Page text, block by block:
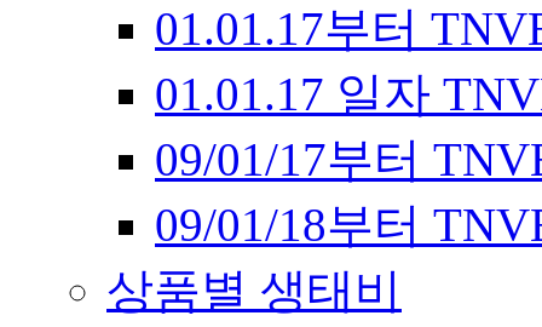
01.01.17부터
01.01.17 일자
09/01/17부터
09/01/18부터
상품별 생태비